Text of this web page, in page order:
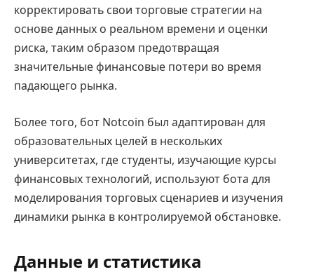
корректировать свои торговые стратегии на
основе данных о реальном времени и оценки
риска, таким образом предотвращая
значительные финансовые потери во время
падающего рынка.
Более того, бот Notcoin был адаптирован для
образовательных целей в нескольких
университетах, где студенты, изучающие курсы
финансовых технологий, используют бота для
моделирования торговых сценариев и изучения
динамики рынка в контролируемой обстановке.
Данные и статистика